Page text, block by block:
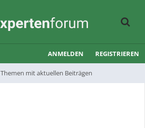
Themen mit aktuellen Beiträgen
ANMELDEN REGISTRIEREN